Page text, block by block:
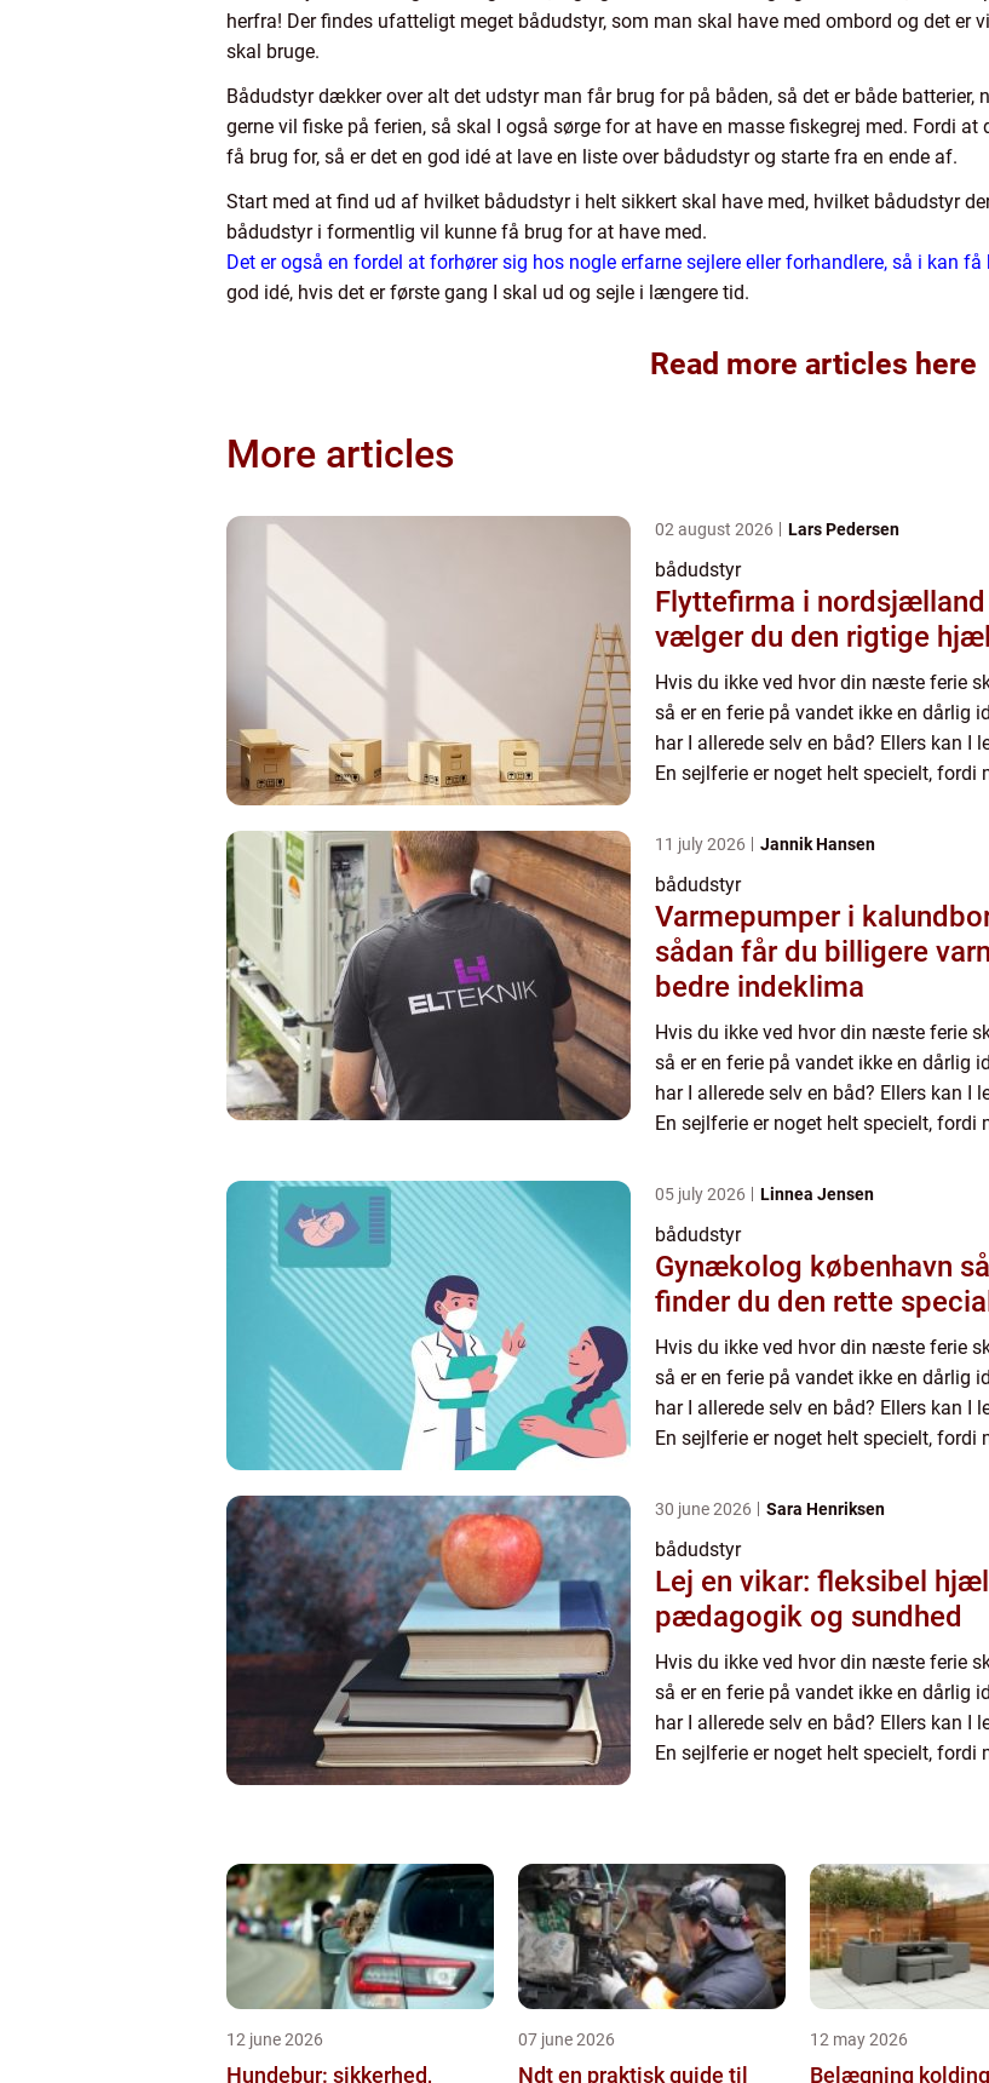
herfra! Der findes ufatteligt meget bådudstyr, som man skal have med ombord og det
skal bruge.
Bådudstyr dækker over alt det udstyr man får brug for på båden, så det er både batterier,
gerne vil fiske på ferien, så skal I også sørge for at have en masse fiskegrej med. Fordi
få brug for, så er det en god idé at lave en liste over bådudstyr og starte fra en ende af.
Start med at find ud af hvilket bådudstyr i helt sikkert skal have med, hvilket bådudstyr
bådudstyr i formentlig vil kunne få brug for at have med.
Det er også en fordel at forhører sig hos nogle erfarne sejlere eller forhandlere, så i kan
god idé, hvis det er første gang I skal ud og sejle i længere tid.
Read more articles here
More articles
02 august 2026 Lars Pedersen
bådudstyr
Flyttefirma i nordsjælland sådan
vælger du den rigtige
Hvis du ikke ved hvor din næste ferie
så er en ferie på vandet ikke en dårlig
har I allerede selv en båd? Ellers kan I
En sejlferie er noget helt specielt, fordi
11 july 2026 Jannik Hansen
bådudstyr
Varmepumper i
sådan får du billigere
bedre indeklima
Hvis du ikke ved hvor din næste ferie
så er en ferie på vandet ikke en dårlig
har I allerede selv en båd? Ellers kan I
En sejlferie er noget helt specielt, fordi
05 july 2026 Linnea Jensen
bådudstyr
Gynækolog københavn sådan
finder du den rette
Hvis du ikke ved hvor din næste ferie
så er en ferie på vandet ikke en dårlig
har I allerede selv en båd? Ellers kan I
En sejlferie er noget helt specielt, fordi
30 june 2026 Sara Henriksen
bådudstyr
Lej en vikar: fleksibel
pædagogik og sundhed
Hvis du ikke ved hvor din næste ferie
så er en ferie på vandet ikke en dårlig
har I allerede selv en båd? Ellers kan I
En sejlferie er noget helt specielt, fordi
12 june 2026
Hundebur: sikkerhed,
07 june 2026
Ndt en praktisk guide til
12 may 2026
Belægning kolding sådan